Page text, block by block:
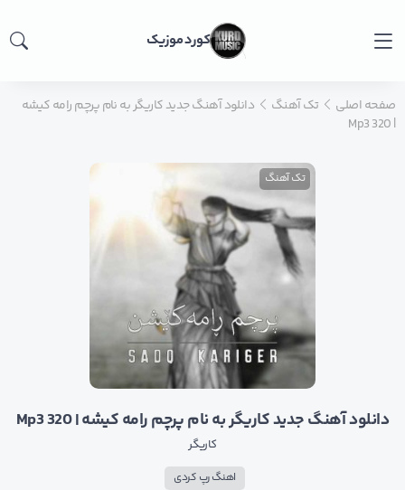
کورد موزیک
صفحه اصلی تک آهنگ
دانلود آهنگ جدید کاریگر به نام پرچم رامه کیشه
| Mp3 320
تک آهنگ
دانلود آهنگ جدید کاریگر به نام پرچم رامه کیشه | Mp3 320
کاریگر
اهنگ رپ کردی